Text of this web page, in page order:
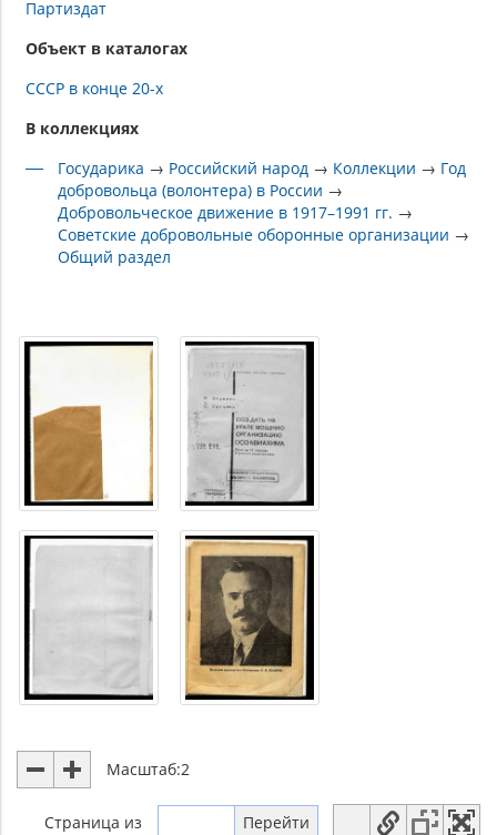
Партиздат
Объект в каталогах
СССР в конце 20-х
В коллекциях
Государика → Российский народ → Коллекции → Год
добровольца (волонтера) в России →
Добровольческое движение в 1917–1991 гг. →
Советские добровольные оборонные организации →
Общий раздел
Масштаб:2
Страница из